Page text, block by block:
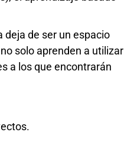
deja de ser un espacio
solo aprenden a utilizar
a los que encontrarán